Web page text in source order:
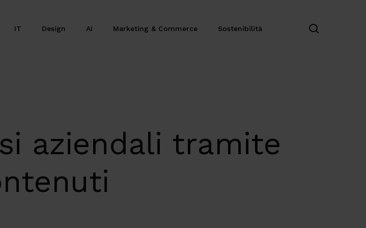
IT Design AI Marketing & Commerce Sostenibilità
aziendali tramite